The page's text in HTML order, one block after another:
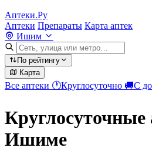
Аптеки.Ру
Аптеки Препараты Карта аптек
Ишим
По рейтингу
Карта
Все аптеки 🕐Круглосуточно 🚚С
Круглосуточные
Ишиме